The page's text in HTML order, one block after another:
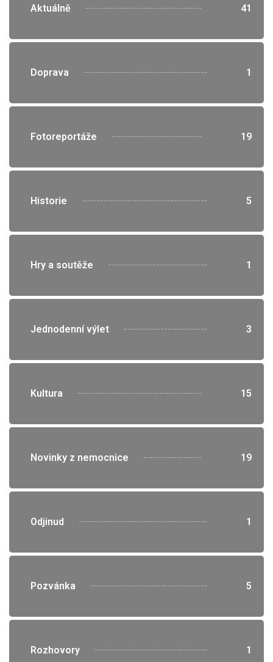
Aktuálně 41
Doprava 1
Fotoreportáže 19
Historie 5
Hry a soutěže 1
Jednodenní výlet 3
Kultura 15
Novinky z nemocnice 19
Odjinud 1
Pozvánka 5
Rozhovory 1